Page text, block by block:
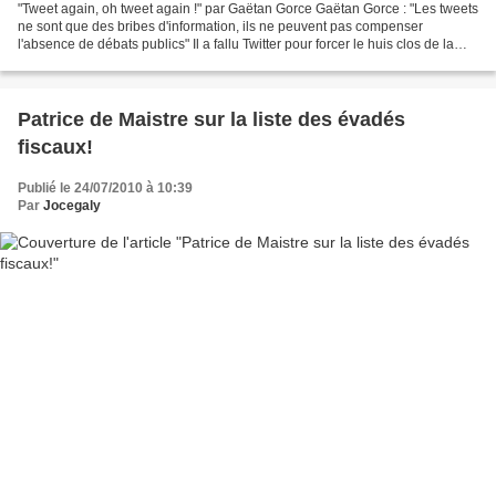
"Tweet again, oh tweet again !" par Gaëtan Gorce Gaëtan Gorce : "Les tweets
ne sont que des bribes d'information, ils ne peuvent pas compenser
l'absence de débats publics" Il a fallu Twitter pour forcer le huis clos de la
Patrice de Maistre sur la liste des évadés
fiscaux!
Publié le 24/07/2010 à 10:39
Par Jocegaly